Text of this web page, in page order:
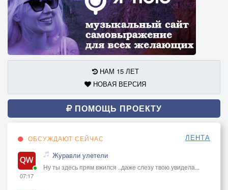
НАМ 15 ЛЕТ
НОВАЯ ВЕРСИЯ
ПОМОЩЬ ПРОЕКТУ
ОБСУЖДАЮТ СЕЙЧАС ЛЕНТА
07:17
Журавли улетели
Ну ты здесь прям вжился ..даже слезу твою увидела...